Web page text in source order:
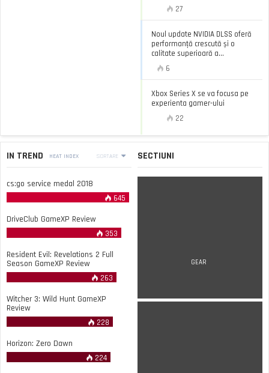
27
Noul update NVIDIA DLSS oferă
performanță crescută și o
calitate superioară a...
6
Xbox Series X se va focusa pe
experienta gamer-ului
22
IN TREND HEAT INDEX SORTARE
cs:go service medal 2018
645
DriveClub GameXP Review
353
Resident Evil: Revelations 2 Full
Season GameXP Review
263
Witcher 3: Wild Hunt GameXP
Review
228
Horizon: Zero Dawn
224
SECTIUNI
GEAR